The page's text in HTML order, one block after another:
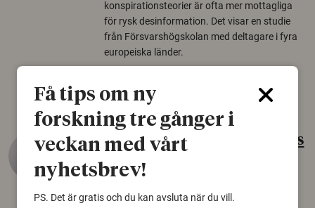
konspirationsteorier är ofta mer mottagliga
för rysk desinformation. Det visar en studie
från Försvarshögskolan med deltagare i fyra
europeiska länder.
Gammalt skinn var Sveriges
äldsta sko
Få tips om ny
forskning tre gånger i
veckan med vårt
nyhetsbrev!
PS. Det är gratis och du kan avsluta när du vill.